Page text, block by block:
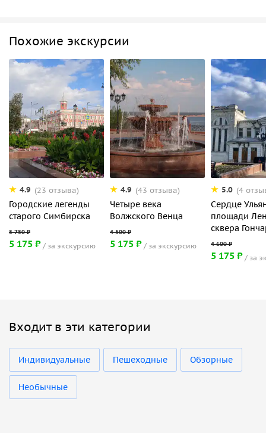
Похожие экскурсии
4.9 (23 отзыва)
Городские легенды
старого Симбирска
5 175 ₽ за экскурсию
4.9 (43 отзыва)
Четыре века
Волжского Венца
5 175 ₽ за экскурсию
5.0 (4
Сердце
площади
сквера
5 175 ₽ за
Входит в эти категории
Индивидуальные Пешеходные Обзорные
Необычные